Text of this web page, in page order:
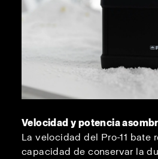
Velocidad y potencia
La velocidad del Pro-11 bate
capacidad de conservar la